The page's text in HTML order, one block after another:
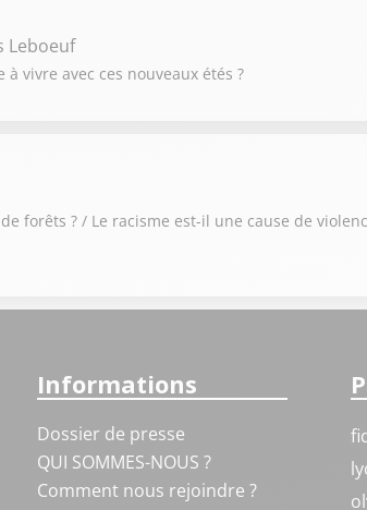
Leboeuf
vivre avec ces nouveaux étés ?
forêts ? / Le racisme est-il une cause de
Informations
Dossier de presse
QUI SOMMES-NOUS ?
Comment nous rejoindre ?